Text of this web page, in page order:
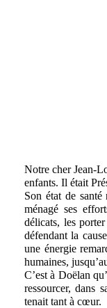
Notre cher Jean-
enfants. Il était
Son état de
ménagé ses
délicats, les
défendant la
une énergie
humaines,
C’est à Doëlan
ressourcer, dans
tenait tant à cœur.